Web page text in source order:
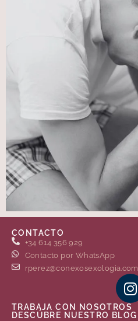
CONTACTO
+34 614 356 929
Contacto por WhatsApp
rperez@conexosexologia.com
TRABAJA CON NOSOTROS
DESCÚBRE NUESTRO BLOG